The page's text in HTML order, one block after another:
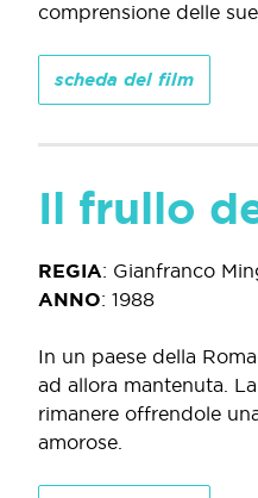
comprensione delle
scheda del film
Il frullo
REGIA: Gianfranco
ANNO: 1988
In un paese della
ad allora mantenuta.
rimanere offrendole
amorose.